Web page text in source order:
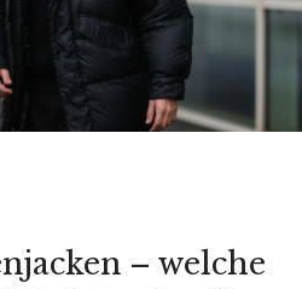
– welche